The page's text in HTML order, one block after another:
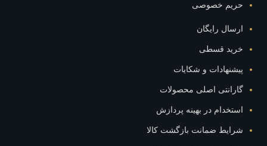
خصوصی
رایگان
قسطی
و شکایات
اصلی محصولات
در بهینه پردازش
ضمانت بازگشت کالا